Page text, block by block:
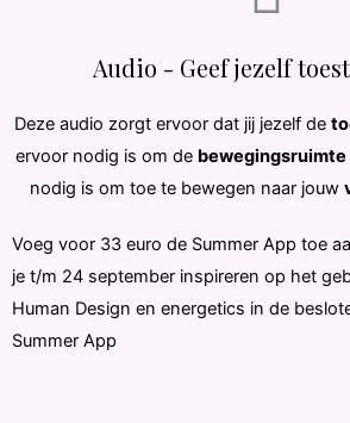
Audio - Geef jezelf
Deze audio zorgt ervoor dat jij jezelf de
ervoor nodig is om de bewegingsruimte
nodig is om toe te bewegen naar jouw
Voeg voor 33 euro de Summer App toe
je t/m 24 september inspireren op het
Human Design en energetics in de
Summer App